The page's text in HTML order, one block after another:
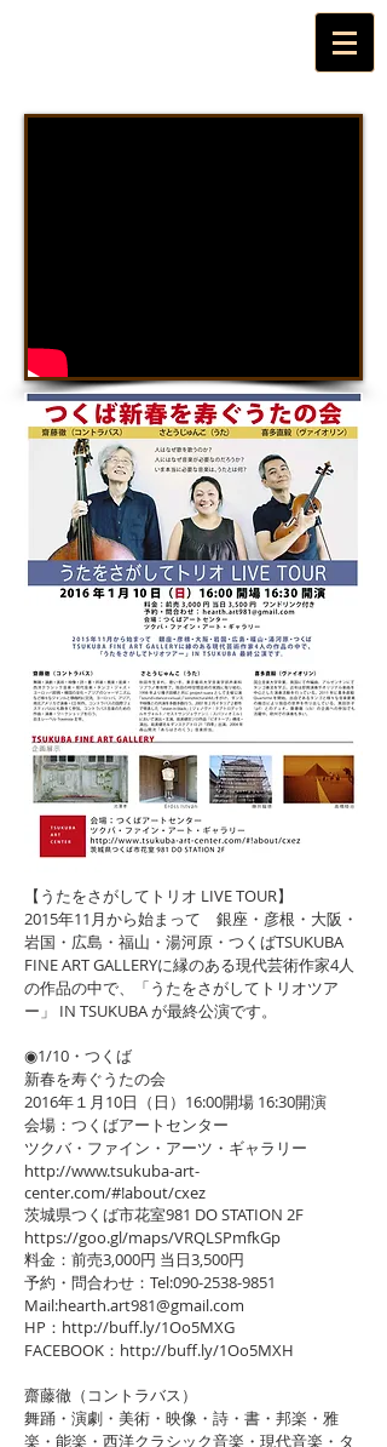
【うたをさがしてトリオ LIVE TOUR】
2015年11月から始まって 銀座・彦根・大阪・
岩国・広島・福山・湯河原・つくばTSUKUBA
FINE ART GALLERYに縁のある現代芸術作家4人
の作品の中で、「うたをさがしてトリオツア
ー」 IN TSUKUBA が最終公演です。
◉1/10・つくば
新春を寿ぐうたの会
2016年１月10日（日）16:00開場 16:30開演
会場：つくばアートセンター
ツクバ・ファイン・アーツ・ギャラリー
http://www.tsukuba-art-
center.com/#!about/cxez
茨城県つくば市花室981 DO STATION 2F
https://goo.gl/maps/VRQLSPmfkGp
料金：前売3,000円 当日3,500円
予約・問合わせ：Tel:090-2538-9851
Mail:hearth.art981@gmail.com
HP：http://buff.ly/1Oo5MXG
FACEBOOK：http://buff.ly/1Oo5MXH
齋藤徹（コントラバス）
舞踊・演劇・美術・映像・詩・書・邦楽・雅
楽・能楽・西洋クラシック音楽・現代音楽・タ